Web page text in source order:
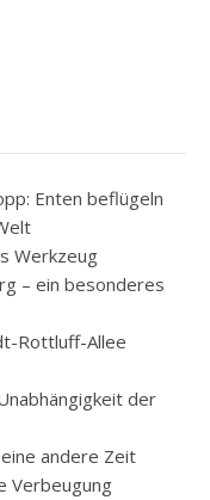
Enten beflügeln
Werkzeug
– ein besonderes
Rottluff-Allee
der
andere Zeit
Verbeugung